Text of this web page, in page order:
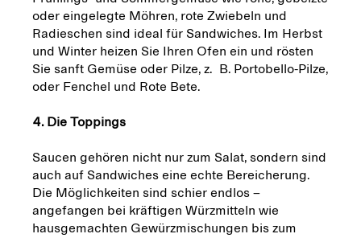
oder eingelegte Möhren, rote Zwiebeln und
Radieschen sind ideal für Sandwiches. Im Herbst
und Winter heizen Sie Ihren Ofen ein und rösten
Sie sanft Gemüse oder Pilze, z. B. Portobello-Pilze,
oder Fenchel und Rote Bete.
4. Die Toppings
Saucen gehören nicht nur zum Salat, sondern sind
auch auf Sandwiches eine echte Bereicherung.
Die Möglichkeiten sind schier endlos –
angefangen bei kräftigen Würzmitteln wie
hausgemachten Gewürzmischungen bis zum